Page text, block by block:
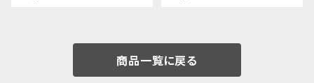
商品一覧に戻る